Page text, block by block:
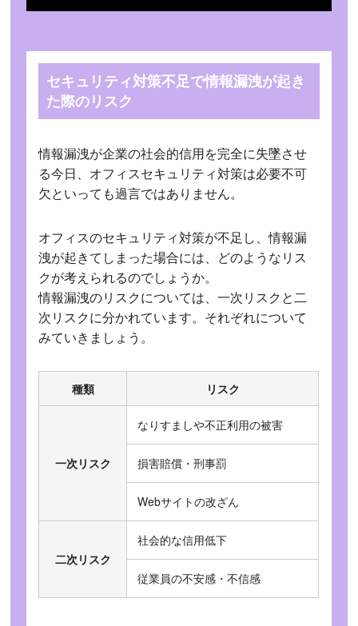
セキュリティ対策不足で情報漏洩が起き
た際のリスク
情報漏洩が企業の社会的信用を完全に失墜させ
る今日、オフィスセキュリティ対策は必要不可
欠といっても過言ではありません。
オフィスのセキュリティ対策が不足し、情報漏
洩が起きてしまった場合には、どのようなリス
クが考えられるのでしょうか。
情報漏洩のリスクについては、一次リスクと二
次リスクに分かれています。それぞれについて
みていきましょう。
種類 リスク
一次リスク
なりすましや不正利用の被害
損害賠償・刑事罰
Webサイトの改ざん
二次リスク
社会的な信用低下
従業員の不安感・不信感